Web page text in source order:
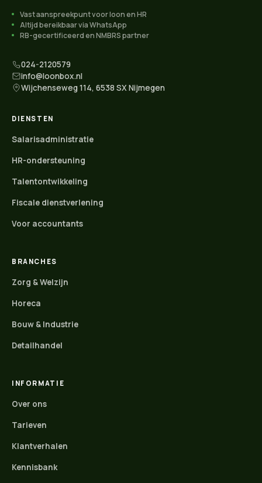
Vast aanspreekpunt voor loon en HR
Altijd bereikbaar via WhatsApp
RB-gecertificeerd en NMBRS partner
024-2120579
info@loonbox.nl
Wijchenseweg 114, 6538 SX Nijmegen
DIENSTEN
Salarisadministratie
HR-ondersteuning
Talentontwikkeling
Fiscale dienstverlening
Voor accountants
BRANCHES
Zorg & Welzijn
Horeca
Bouw & Industrie
Detailhandel
INFORMATIE
Over ons
Tarieven
Klantverhalen
Kennisbank